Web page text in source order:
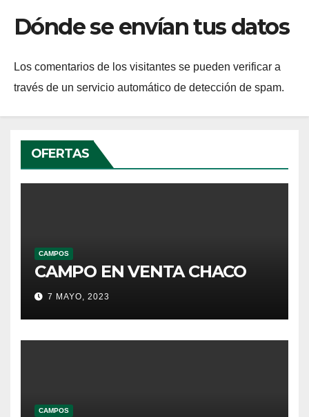
Dónde se envían tus datos
Los comentarios de los visitantes se pueden verificar a
través de un servicio automático de detección de spam.
OFERTAS
CAMPOS
CAMPO EN VENTA CHACO
7 MAYO, 2023
CAMPOS